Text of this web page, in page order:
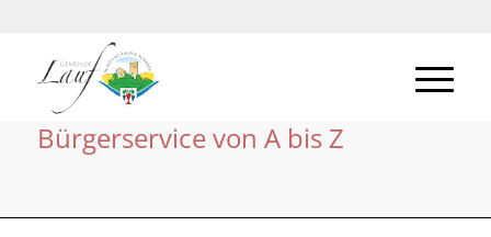
Bürgerservice von A bis Z